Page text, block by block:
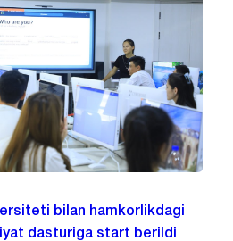
bilan hamkorlikdagi
dasturiga start berildi